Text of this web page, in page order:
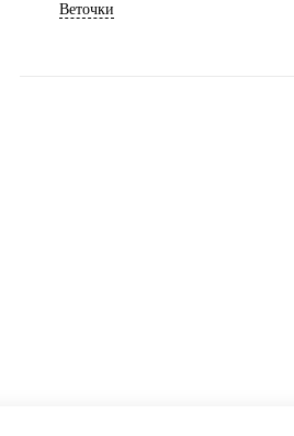
Веточки